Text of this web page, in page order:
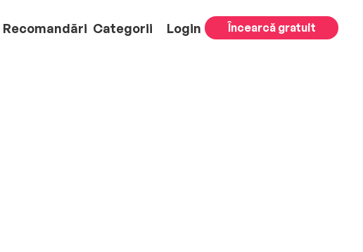
Recomandări Categorii Login Încearcă gratuit